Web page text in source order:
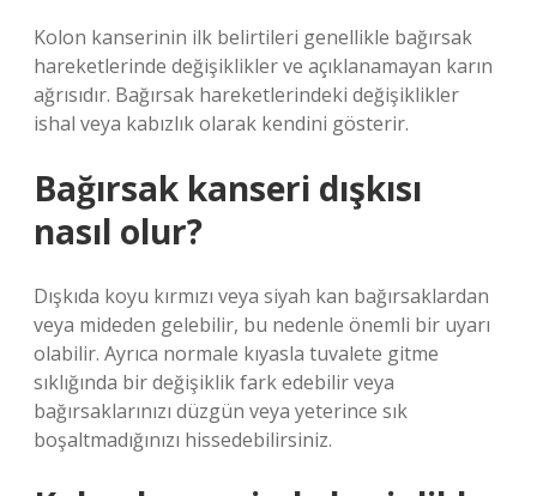
Kolon kanserinin ilk belirtileri genellikle bağırsak
hareketlerinde değişiklikler ve açıklanamayan karın
ağrısıdır. Bağırsak hareketlerindeki değişiklikler
ishal veya kabızlık olarak kendini gösterir.
Bağırsak kanseri dışkısı
nasıl olur?
Dışkıda koyu kırmızı veya siyah kan bağırsaklardan
veya mideden gelebilir, bu nedenle önemli bir uyarı
olabilir. Ayrıca normale kıyasla tuvalete gitme
sıklığında bir değişiklik fark edebilir veya
bağırsaklarınızı düzgün veya yeterince sık
boşaltmadığınızı hissedebilirsiniz.